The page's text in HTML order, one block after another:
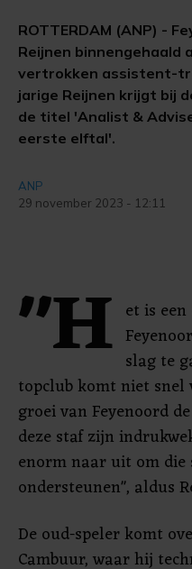
ROTTERDAM (ANP) -
Reijnen binnengehaald
vertrokken assistent-
jarige Reijnen krijgt bij
de titel 'Analist &
eerste elftal'.
ANP
29 november 2023 - 12:11
"H et is
slag te
topclub komt niet snel
groei van Feyenoord
deze staf zijn
enorm naar uit om
ondersteunen", aldus
De oud-speler komt
Cambuur, waar hij